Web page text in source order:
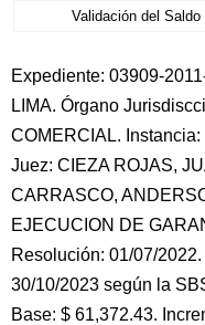
Validación del Saldo
Expediente: 03909-
LIMA. Órgano
COMERCIAL.
Juez: CIEZA ROJAS,
CARRASCO,
EJECUCION DE
Resolución: 01/07/
30/10/2023 según la
Base: $ 61,372.43.